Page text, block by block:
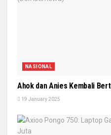
NASIONAL
Ahok dan Anies Kembali
19 January 2025